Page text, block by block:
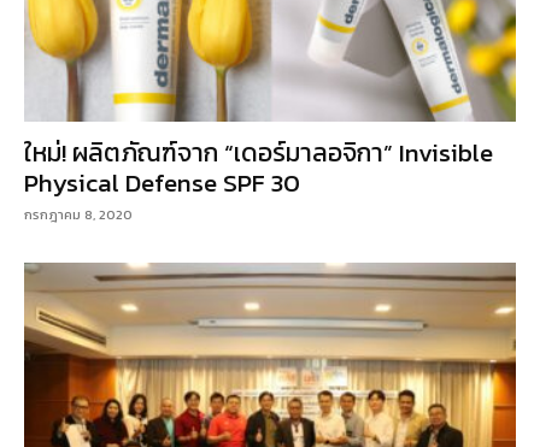
ใหม่! ผลิตภัณฑ์จาก “เดอร์มาลอจิกา” Invisible
Physical Defense SPF 30
กรกฎาคม 8, 2020